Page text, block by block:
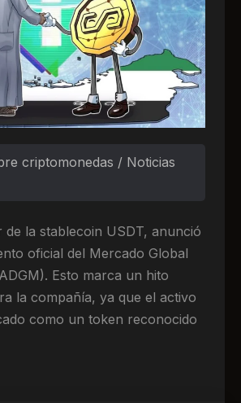
criptomonedas / Noticias
de la stablecoin USDT, anunció
oficial del Mercado Global
Esto marca un hito
la compañía, ya que el activo
como un token reconocido